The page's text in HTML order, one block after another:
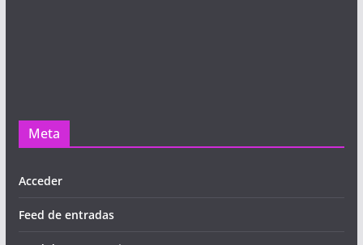
Meta
Acceder
Feed de entradas